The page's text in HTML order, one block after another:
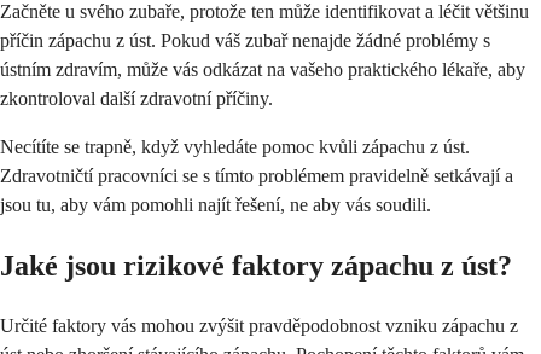
Začněte u svého zubaře, protože ten může identifikovat a léčit většinu
příčin zápachu z úst. Pokud váš zubař nenajde žádné problémy s
ústním zdravím, může vás odkázat na vašeho praktického lékaře, aby
zkontroloval další zdravotní příčiny.
Necítíte se trapně, když vyhledáte pomoc kvůli zápachu z úst.
Zdravotničtí pracovníci se s tímto problémem pravidelně setkávají a
jsou tu, aby vám pomohli najít řešení, ne aby vás soudili.
Jaké jsou rizikové faktory zápachu z úst?
Určité faktory vás mohou zvýšit pravděpodobnost vzniku zápachu z